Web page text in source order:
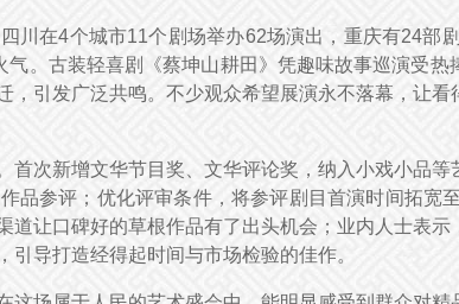
川在4个城市11个剧场举办62场演出，重庆有24部
气。古装轻喜剧《蔡坤山耕田》凭趣味故事巡演受
引发广泛共鸣。不少观众希望展演永不落幕，让
首次新增文华节目奖、文华评论奖，纳入小戏小品
品参评；优化评审条件，将参评剧目首演时间拓宽
道让口碑好的草根作品有了出头机会；业内人士表
导打造经得起时间与市场检验的佳作。